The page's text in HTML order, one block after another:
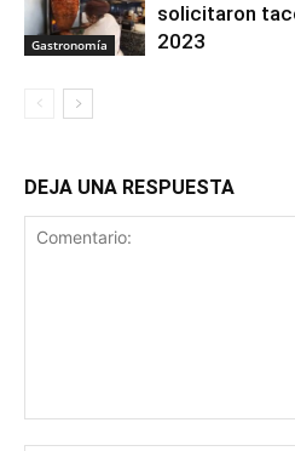
Gastronomía
solicitaron
2023
DEJA UNA RESPUESTA